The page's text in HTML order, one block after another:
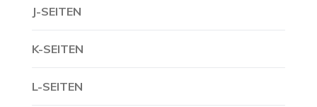
J-SEITEN
K-SEITEN
L-SEITEN